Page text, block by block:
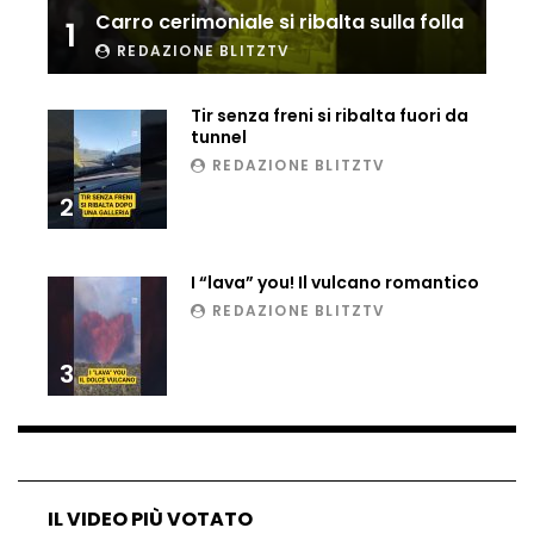
Ucraina, ecco come gli F16 intercettano
i droni russi
Tir bloccato sul passaggio a livello:
treno lo distrugge
all’improvviso
Auto fuori controllo in Guatemala,
Russia sotto zero: fiumi congelati e navi
rompighiaccio a Mosca
1 Carro cerimoniale si ribalta sulla folla
REDAZIONE BLITZTV
2
Tir senza freni si ribalta fuori da
tunnel
REDAZIONE BLITZTV
3
I “lava” you! Il vulcano romantico
REDAZIONE BLITZTV
IL VIDEO PIÙ VOTATO